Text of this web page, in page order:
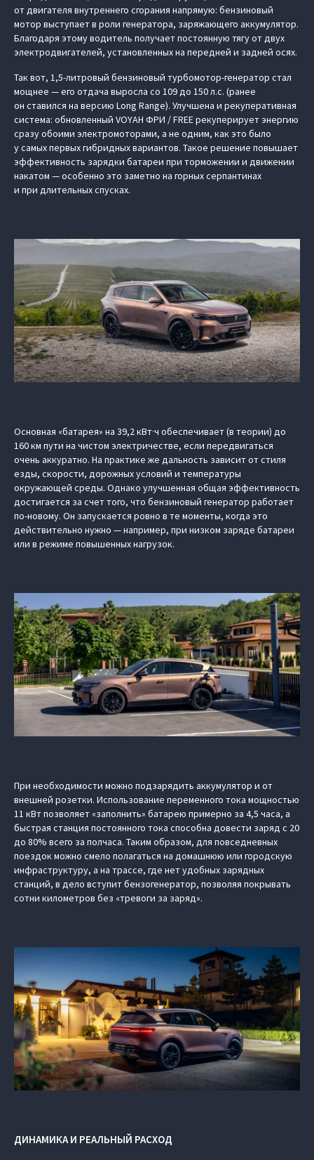
от двигателя внутреннего сгорания напрямую: бензиновый
мотор выступает в роли генератора, заряжающего аккумулятор.
Благодаря этому водитель получает постоянную тягу от двух
электродвигателей, установленных на передней и задней осях.
Так вот, 1,5-литровый бензиновый турбомотор-генератор стал
мощнее — его отдача выросла со 109 до 150 л.с. (ранее
он ставился на версию Long Range). Улучшена и рекуперативная
система: обновленный VOYAH ФРИ / FREE рекуперирует энергию
сразу обоими электромоторами, а не одним, как это было
у самых первых гибридных вариантов. Такое решение повышает
эффективность зарядки батареи при торможении и движении
накатом — особенно это заметно на горных серпантинах
и при длительных спусках.
Основная «батарея» на 39,2 кВт·ч обеспечивает (в теории) до
160 км пути на чистом электричестве, если передвигаться
очень аккуратно. На практике же дальность зависит от стиля
езды, скорости, дорожных условий и температуры
окружающей среды. Однако улучшенная общая эффективность
достигается за счет того, что бензиновый генератор работает
по-новому. Он запускается ровно в те моменты, когда это
действительно нужно — например, при низком заряде батареи
или в режиме повышенных нагрузок.
При необходимости можно подзарядить аккумулятор и от
внешней розетки. Использование переменного тока мощностью
11 кВт позволяет «заполнить» батарею примерно за 4,5 часа, а
быстрая станция постоянного тока способна довести заряд с 20
до 80% всего за полчаса. Таким образом, для повседневных
поездок можно смело полагаться на домашнюю или городскую
инфраструктуру, а на трассе, где нет удобных зарядных
станций, в дело вступит бензогенератор, позволяя покрывать
сотни километров без «тревоги за заряд».
ДИНАМИКА И РЕАЛЬНЫЙ РАСХОД